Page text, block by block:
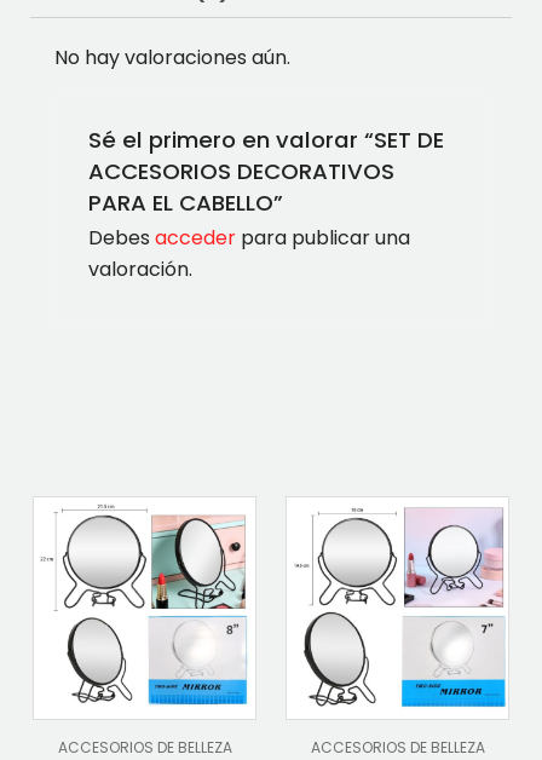
No hay valoraciones aún.
Sé el primero en valorar “SET DE
ACCESORIOS DECORATIVOS
PARA EL CABELLO”
Debes accederpara publicar una
valoración.
ACCESORIOS DE BELLEZA ACCESORIOS DE BELLEZA